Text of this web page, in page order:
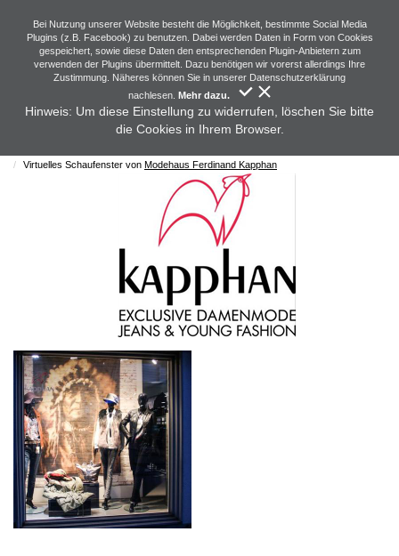
Virtuelles Schaufenster von Modehaus Ferdinand Kapphan
Bei Nutzung unserer Website besteht die Möglichkeit, bestimmte Social Media
Plugins (z.B. Facebook) zu benutzen. Dabei werden Daten in Form von Cookies
gespeichert, sowie diese Daten den entsprechenden Plugin-Anbietern zum
verwenden der Plugins übermittelt. Dazu benötigen wir vorerst allerdings Ihre
Zustimmung. Näheres können Sie in unserer Datenschutzerklärung
nachlesen. Mehr dazu.
Hinweis: Um diese Einstellung zu widerrufen, löschen Sie bitte
die Cookies in Ihrem Browser.